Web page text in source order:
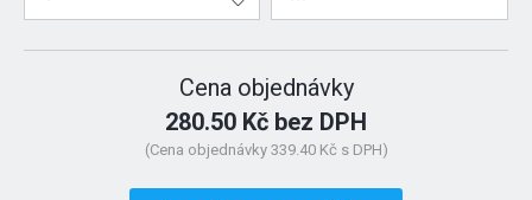
Cena objednávky
280.50 Kč bez DPH
(Cena objednávky 339.40 Kč s DPH)